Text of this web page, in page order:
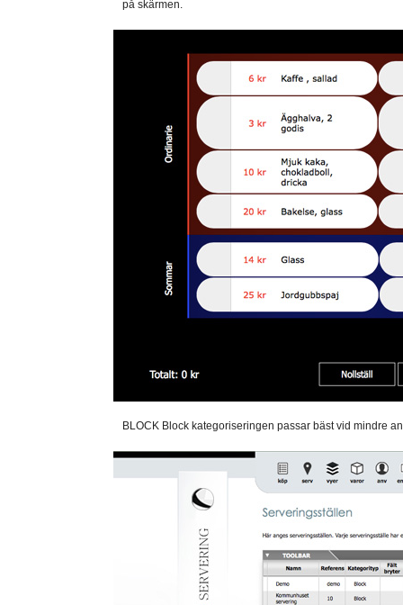
på skärmen.
BLOCK Block kategoriseringen passar bäst vid mindre